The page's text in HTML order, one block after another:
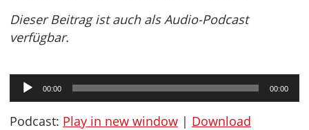
Dieser Beitrag ist auch als Audio-Podcast
verfügbar.
Audio-
Player
00:00 00:00
Podcast: Play in new window | Download